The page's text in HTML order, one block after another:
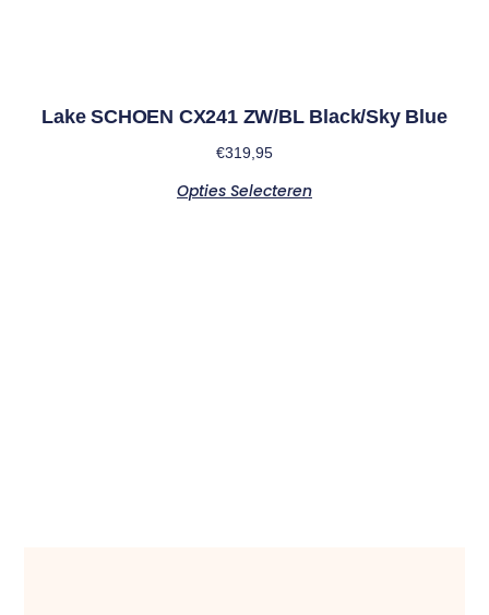
Lake SCHOEN CX241 ZW/BL Black/Sky Blue
€319,95
Opties Selecteren